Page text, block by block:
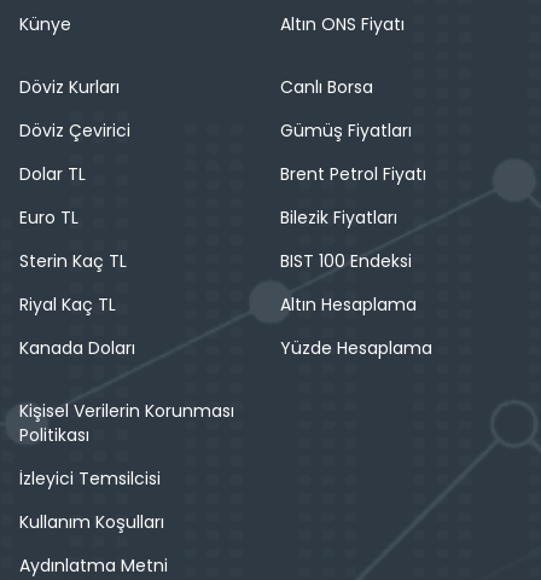
Künye
Altın ONS Fiyatı
Döviz Kurları
Döviz Çevirici
Dolar TL
Euro TL
Sterin Kaç TL
Riyal Kaç TL
Kanada Doları
Canlı Borsa
Gümüş Fiyatları
Brent Petrol Fiyatı
Bilezik Fiyatları
BIST 100 Endeksi
Altın Hesaplama
Yüzde Hesaplama
Kişisel Verilerin Korunması
Politikası
İzleyici Temsilcisi
Kullanım Koşulları
Aydınlatma Metni